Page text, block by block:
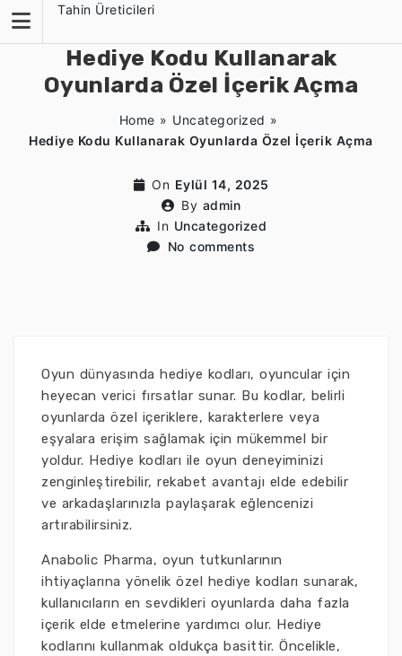
content
Tahin Üreticileri
Hediye Kodu Kullanarak
Oyunlarda Özel İçerik Açma
Home » Uncategorized »
Hediye Kodu Kullanarak Oyunlarda Özel İçerik Açma
On Eylül 14, 2025
By admin
In Uncategorized
No comments
Oyun dünyasında hediye kodları, oyuncular için
heyecan verici fırsatlar sunar. Bu kodlar, belirli
oyunlarda özel içeriklere, karakterlere veya
eşyalara erişim sağlamak için mükemmel bir
yoldur. Hediye kodları ile oyun deneyiminizi
zenginleştirebilir, rekabet avantajı elde edebilir
ve arkadaşlarınızla paylaşarak eğlencenizi
artırabilirsiniz.
Anabolic Pharma, oyun tutkunlarının
ihtiyaçlarına yönelik özel hediye kodları sunarak,
kullanıcıların en sevdikleri oyunlarda daha fazla
içerik elde etmelerine yardımcı olur. Hediye
kodlarını kullanmak oldukça basittir. Öncelikle,